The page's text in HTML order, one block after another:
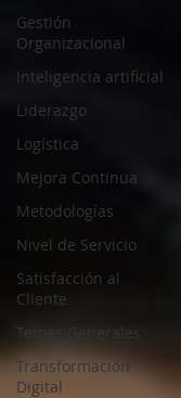
Gestión
Organizacional
Inteligencia artificial
Liderazgo
Logística
Mejora Continua
Metodologías
Nivel de Servicio
Satisfacción al
Cliente
Temas Generales
Transformación
Digital